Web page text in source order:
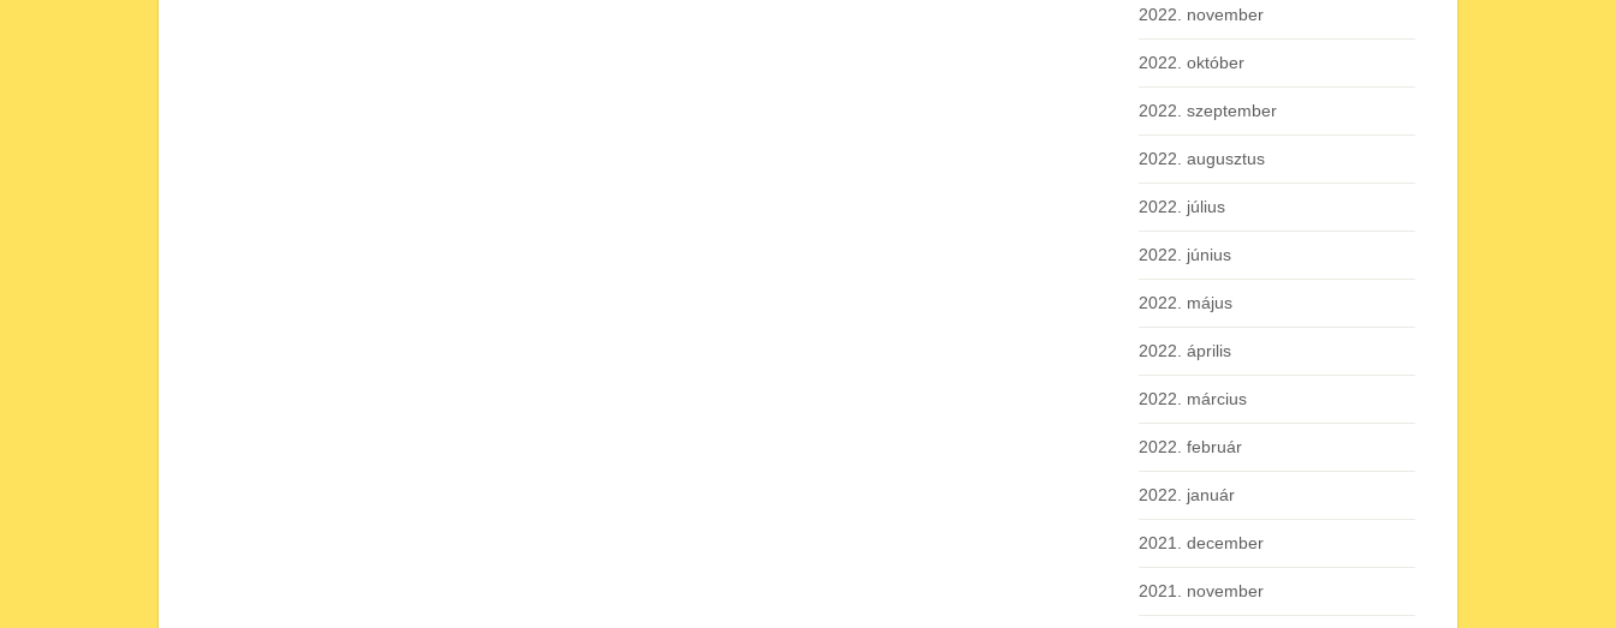
2022. november
2022. október
2022. szeptember
2022. augusztus
2022. július
2022. június
2022. május
2022. április
2022. március
2022. február
2022. január
2021. december
2021. november